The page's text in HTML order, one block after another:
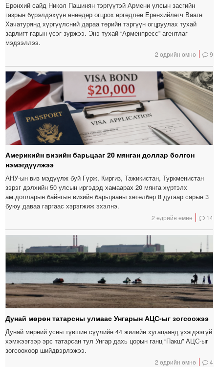
Ерөнхий сайд Никол Пашинян тэргүүтэй Армени улсын засгийн
газрын бүрэлдэхүүн өнөөдөр огцрох өргөдлөө Ерөнхийлөгч Ваагн
Хачатурянд хүргүүлсний дараа төрийн тэргүүн огцруулах тухай
зарлигт гарын үсэг зуржээ. Энэ тухай “Арменпресс” агентлаг
мэдээллээ.
2 өдрийн өмнө 9
Америкийн визийн барьцааг 20 мянган доллар болгон
нэмэгдүүлжээ
АНУ-ын виз мэдүүлж буй Гүрж, Киргиз, Тажикистан, Туркменистан
зэрэг дэлхийн 50 улсын иргэдэд хамаарах 20 мянга хүртэлх
ам.долларын байнгын визийн барьцааны хөтөлбөр 8 дугаар сарын 3
буюу даваа гаргаас хэрэгжиж эхэлнэ.
2 өдрийн өмнө 14
Дунай мөрөн татарсны улмаас Унгарын АЦС-ыг зогсоожээ
Дунай мөрний усны түвшин сүүлийн 44 жилийн хугацаанд үзэгдээгүй
хэмжээгээр эрс татарсан тул Унгар дахь цорын ганц “Пакш” АЦС-ыг
зогсоохоор шийдвэрлэжээ.
2 өдрийн өмнө 4